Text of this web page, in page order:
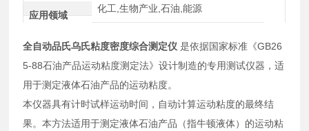
应用领域
化工,生物产业,石油,能源
全自动品氏乌氏粘度密度综合测定仪 是依据国家标准《GB26
5-88石油产品运动粘度测定法》设计制造的专用测试仪器，适
用于测定液体石油产品的运动粘度。
本仪器具有计时试样运动时间，自动计算运动粘度的最终结
果。本方法适用于测定液体石油产品（指牛顿液体）的运动粘